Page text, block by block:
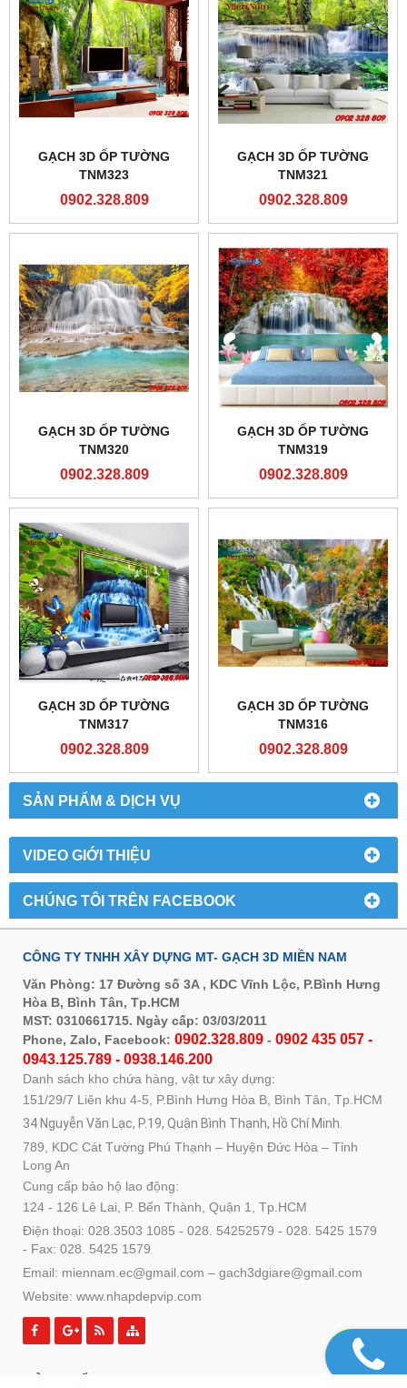
SẢN PHẨM & DỊCH VỤ
VIDEO GIỚI THIỆU
CHÚNG TÔI TRÊN FACEBOOK
GẠCH 3D ỐP TƯỜNG
TNM323
0902.328.809
GẠCH 3D ỐP TƯỜNG
TNM321
0902.328.809
GẠCH 3D ỐP TƯỜNG
TNM320
0902.328.809
GẠCH 3D ỐP TƯỜNG
TNM319
0902.328.809
GẠCH 3D ỐP TƯỜNG
TNM317
0902.328.809
GẠCH 3D ỐP TƯỜNG
TNM316
0902.328.809
CÔNG TY TNHH XÂY DỰNG MT- GẠCH 3D MIỀN NAM
Văn Phòng: 17 Đường số 3A , KDC Vĩnh Lộc, P.Bình Hưng
Hòa B, Bình Tân, Tp.HCM
MST: 0310661715. Ngày cấp: 03/03/2011
Phone, Zalo, Facebook: 0902.328.809 - 0902 435 057 -
0943.125.789 - 0938.146.200
Danh sách kho chứa hàng, vật tư xây dựng:
151/29/7 Liên khu 4-5, P.Bình Hưng Hòa B, Bình Tân, Tp.HCM
34 Nguyễn Văn Lạc, P.19, Quận Bình Thạnh, Hồ Chí Minh.
789, KDC Cát Tường Phú Thạnh – Huyện Đức Hòa – Tỉnh
Long An
Cung cấp bảo hộ lao động:
124 - 126 Lê Lai, P. Bến Thành, Quận 1, Tp.HCM
Điện thoại: 028.3503 1085 - 028. 54252579 - 028. 5425 1579
- Fax: 028. 5425 1579
Email: miennam.ec@gmail.com – gach3dgiare@gmail.com
Website: www.nhapdepvip.com